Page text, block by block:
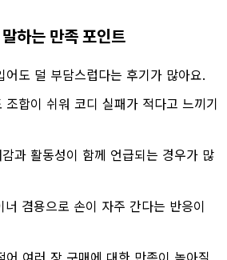
하는 만족 포인트
어도 덜 부담스럽다는 후기가 많아요.
조합이 쉬워 코디 실패가 적다고 느끼기
과 활동성이 함께 언급되는 경우가 많
너 겸용으로 손이 자주 간다는 반응이